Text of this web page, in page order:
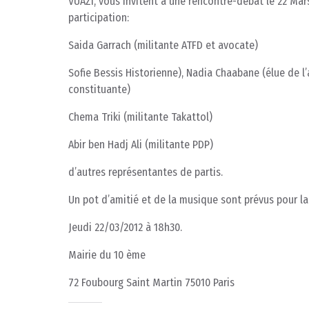
participation:
Saida Garrach (militante ATFD et avocate)
Sofie Bessis Historienne), N​​​​​​adia Chaabane (élue de
constituante)
Chema Triki (​​​​​​militante Takattol)
Abir ben ​​​Hadj Ali (militante PDP)
d’autres représentantes de partis.
Un pot d’amitié et de la musique sont prévus pour
Jeudi 22/03/2012 à 18h30.
Mairie du 10 ème
72 Foubourg Saint Martin 75010 Paris